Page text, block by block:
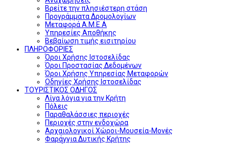
Βρείτε την πλησιέστερη στάση
Προγράμματα Δρομολογίων
Μεταφορά Α.Μ.Ε.Α
Υπηρεσίες Αποθήκης
Βεβαίωση τιμής εισιτηρίου
ΠΛΗΡΟΦΟΡΙΕΣ
Όροι Χρήσης Ιστοσελίδας
Όροι Προστασίας Δεδομένων
Όροι Χρήσης Υπηρεσίας Μεταφορών
Οδηγίες Χρήσης Ιστοσελίδας
ΤΟΥΡΙΣΤΙΚΟΣ ΟΔΗΓΟΣ
Λίγα λόγια για την Κρήτη
Πόλεις
Παραθαλάσσιες περιοχές
Περιοχές στην ενδοχώρα
Αρχαιολογικοί Χώροι-Μουσεία-Μονές
Φαράγγια Δυτικής Κρήτης